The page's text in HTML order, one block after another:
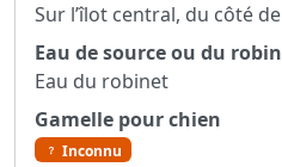
Sur l’îlot central, du côté
Eau de source ou du
Eau du robinet
Gamelle pour chien
Inconnu